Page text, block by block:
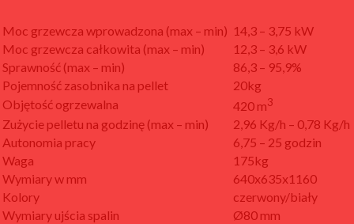
Moc grzewcza wprowadzona (max – min) 14,3 – 3,75 kW
Moc grzewcza całkowita (max – min)
12,3 – 3,6 kW
Sprawność (max – min)
86,3 – 95,9%
Pojemność zasobnika na pellet
20kg
Objętość ogrzewalna
420 m3
Zużycie pelletu na godzinę (max – min)
2,96 Kg/h – 0,78 Kg/h
Autonomia pracy
6,75 – 25 godzin
Waga
175kg
Wymiary w mm
640x635x1160
Kolory
czerwony/biały
Wymiary ujścia spalin
Ø80 mm